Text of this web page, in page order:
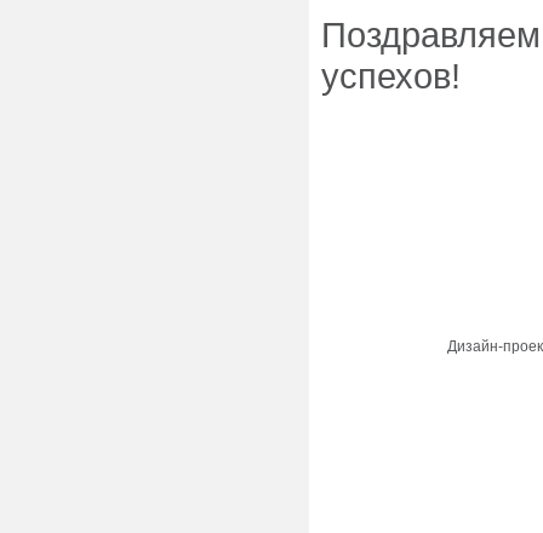
успехов!
Дизайн-